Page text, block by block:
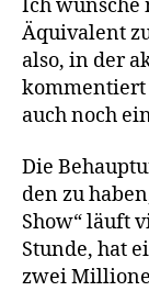
Ich wün­sche
Äqui­va­lent
also, in der
auch noch
Die
den zu
Show“ läuft
Stun­de, hat
zwei